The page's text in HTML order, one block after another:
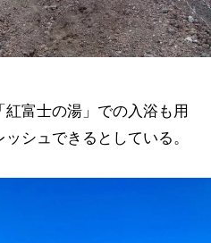
富士の湯」での入浴も用
シュできるとしている。